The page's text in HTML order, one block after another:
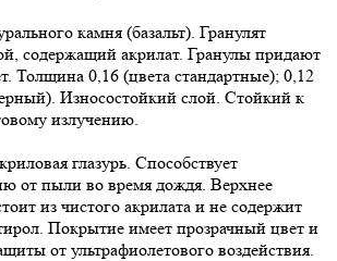
камня (базальт). Гранулят
содержащий акрилат. Гранулы придают
Толщина 0,16 (цвета стандартные); 0,12
Износостойкий слой. Стойкий к
излучению.
глазурь. Способствует
от пыли во время дождя. Верхнее
из чистого акрилата и не содержит
Покрытие имеет прозрачный цвет и
от ультрафиолетового воздействия.